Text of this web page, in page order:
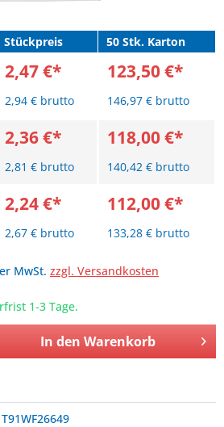
Stückpreis 50 Stk. Karton
2,47 €*
2,94 € brutto
123,50 €*
146,97 € brutto
2,36 €*
2,81 € brutto
118,00 €*
140,42 € brutto
2,24 €*
2,67 € brutto
112,00 €*
133,28 € brutto
MwSt. zzgl. Versandkosten
1-3 Tage.
In den Warenkorb
T91WF26649